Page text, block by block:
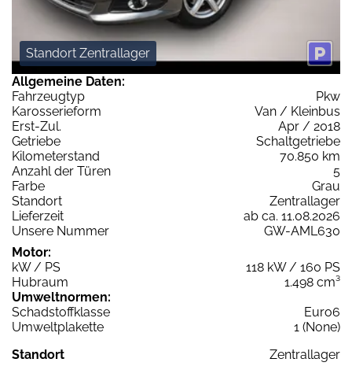
Standort Zentrallager
Allgemeine Daten:
Fahrzeugtyp
Pkw
Karosserieform
Van / Kleinbus
Erst-Zul.
Apr / 2018
Getriebe
Schaltgetriebe
Kilometerstand
70.850 km
Anzahl der Türen
5
Farbe
Grau
Standort
Zentrallager
Lieferzeit
ab ca. 11.08.2026
Unsere Nummer
GW-AML630
Motor:
kW / PS
118 kW / 160 PS
Hubraum
1.498 cm³
Umweltnormen:
Schadstoffklasse
Euro6
Umweltplakette
1 (None)
Standort
Zentrallager